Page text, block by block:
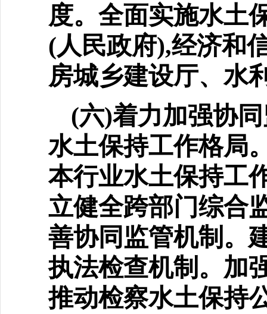
度。全面实施水土
(人民政府),经济和
房城乡建设厅、水
(六)着力加强协
水土保持工作格局
本行业水土保持工
立健全跨部门综合
善协同监管机制。
执法检查机制。加
推动检察水土保持